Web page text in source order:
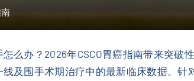
么办？2026年CSCO胃癌指南带来突破
及围手术期治疗中的最新临床数据。针